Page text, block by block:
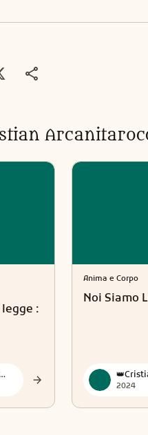
:
👑Cristian Arcanitarocchi👑 Official
Anima e Corpo
Noi Siamo
2024